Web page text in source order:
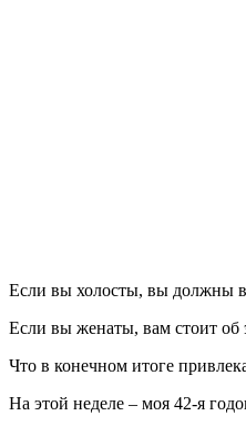
Если вы холосты, вы должны в
Если вы женаты, вам стоит об
Что в конечном итоге
На этой неделе – моя 42-я